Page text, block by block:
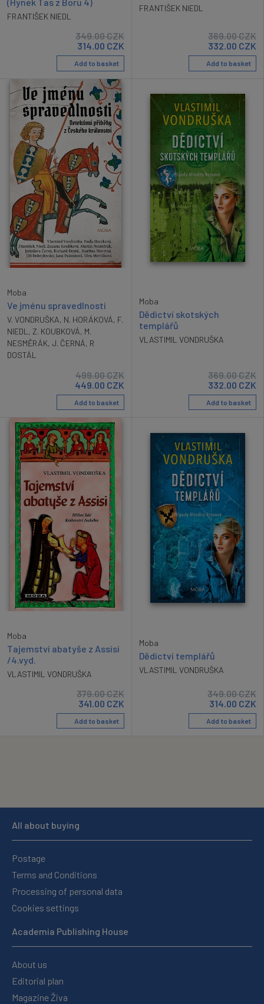
FRANTIŠEK NIEDL
349.00CZK
314.00 CZK
Add to basket
FRANTIŠEK NIEDL
369.00CZK
332.00 CZK
Add to basket
Moba
Ve jménu spravedlnosti
V. VONDRUŠKA, N. HORÁKOVÁ, F.
NIEDL , Z. KOUBKOVÁ, M.
NESMĚRÁK, J. ČERNÁ, R
DOSTÁL
499.00CZK
449.00 CZK
Add to basket
Moba
Dědictví skotských
templářů
VLASTIMIL VONDRUŠKA
369.00CZK
332.00 CZK
Add to basket
Moba
Tajemství abatyše z Assisi
/4.vyd.
VLASTIMIL VONDRUŠKA
379.00CZK
341.00 CZK
Add to basket
Moba
Dědictví templářů
VLASTIMIL VONDRUŠKA
349.00CZK
314.00 CZK
Add to basket
All about buying
Postage
Terms and Conditions
Processing of personal data
Cookies settings
Academia Publishing House
About us
Editorial plan
Magazine Živa